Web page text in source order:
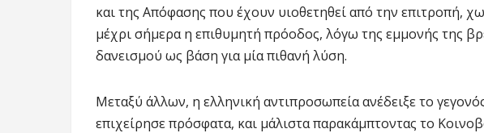
και της Απόφασης που έχουν υιοθετηθεί από την επιτροπή,
μέχρι σήμερα η επιθυμητή πρόοδος, λόγω της εμμονής της
δανεισμού ως βάση για μία πιθανή λύση.
Μεταξύ άλλων, η ελληνική αντιπροσωπεία ανέδειξε το
επιχείρησε πρόσφατα, και μάλιστα παρακάμπτοντας το